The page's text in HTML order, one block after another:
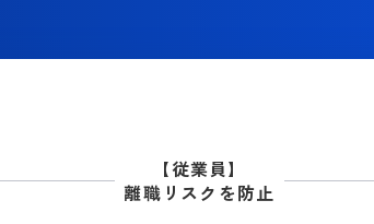
【従業員】
離職リスクを防止